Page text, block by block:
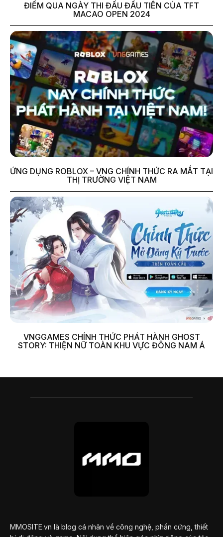
ĐIỂM QUA NGÀY THI ĐẤU ĐẦU TIÊN CỦA TFT
MACAO OPEN 2024
ỨNG DỤNG ROBLOX – VNG CHÍNH THỨC RA MẮT TẠI
THỊ TRƯỜNG VIỆT NAM
VNGGAMES CHÍNH THỨC PHÁT HÀNH GHOST
STORY: THIỆN NỮ TOÀN KHU VỰC ĐÔNG NAM Á
MMOSITE.vn là blog cá nhân về công nghệ, phần cứng, thiết